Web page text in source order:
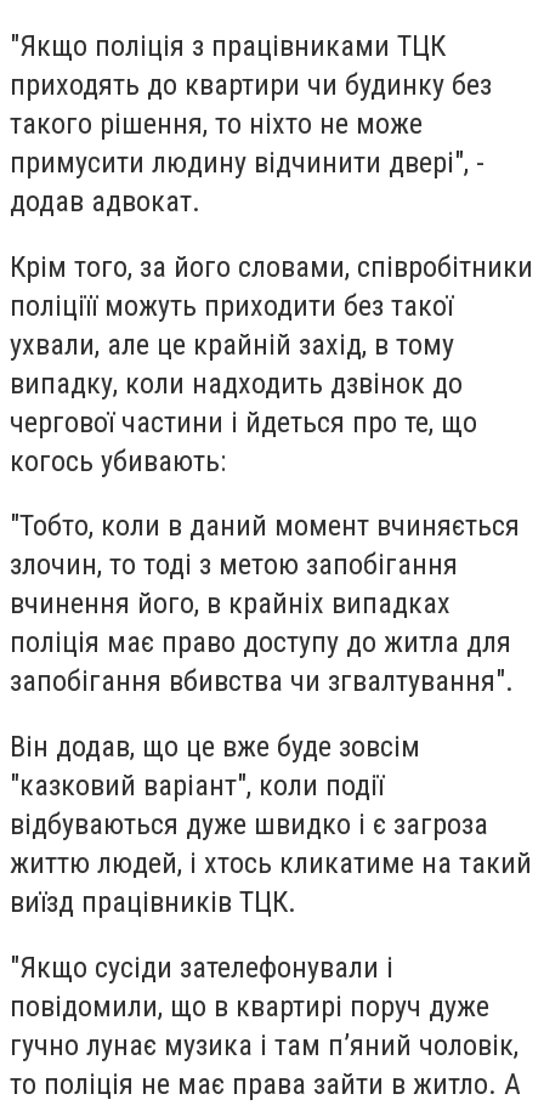
"Якщо поліція з працівниками ТЦК
приходять до квартири чи будинку без
такого рішення, то ніхто не може
примусити людину відчинити двері", -
додав адвокат.
Крім того, за його словами, співробітники
поліціїї можуть приходити без такої
ухвали, але це крайній захід, в тому
випадку, коли надходить дзвінок до
чергової частини і йдеться про те, що
когось убивають:
"Тобто, коли в даний момент вчиняється
злочин, то тоді з метою запобігання
вчинення його, в крайніх випадках
поліція має право доступу до житла для
запобігання вбивства чи згвалтування".
Він додав, що це вже буде зовсім
"казковий варіант", коли події
відбуваються дуже швидко і є загроза
життю людей, і хтось кликатиме на такий
виїзд працівників ТЦК.
"Якщо сусіди зателефонували і
повідомили, що в квартирі поруч дуже
гучно лунає музика і там п’яний чоловік,
то поліція не має права зайти в житло. А